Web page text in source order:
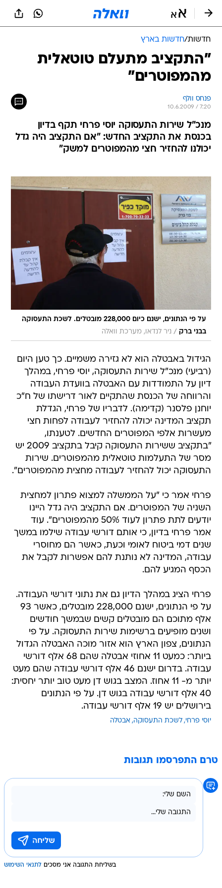
חדשות/חדשות בארץ
"התקציב מתעלם טוטאלית
מהמפוטרים"
פנחס וולף
10.6.2009 / 7:20
מנכ"ל שירות התעסוקה יוסי פרחי תקף בדיון
בכנסת את התקציב החדש: "אם התקציב היה גדל
יכולנו להחזיר חצי מהמפוטרים למשק"
על פי הנתונים, ישנם כיום 228,000 מובטלים. לשכת התעסוקה
בבני ברק / ניר לנדאו, מערכת וואלה
הגידול באבטלה הוא לא גזירה משמיים. כך טען היום
(רביעי) מנכ"ל שירות התעסוקה, יוסי פרחי, במהלך
דיון על התמודדות עם האבטלה בוועדת העבודה
והרווחה של הכנסת שהתקיים לאור דרישתו של ח"כ
יוחנן פלסנר (קדימה). לדבריו של פרחי, הגדלת
תקציב המדינה יכולה להחזיר לעבודה לפחות חצי
מעשרות אלפי המפוטרים החדשים. לטענתו,
"בתקציב ששירות התעסוקה קיבל בתקציב 2009 יש
מסר של התעלמות טוטאלית מהמפוטרים. שירות
התעסוקה יכול להחזיר לעבודה מחצית מהמפוטרים".
פרחי אמר כי "על הממשלה למצוא פתרון למחצית
השניה של המפוטרים. אם התקציב היה גדל היינו
יודעים לתת פתרון לעוד 50% מהמפוטרים". עוד
אמר פרחי בדיון, כי אותם דורשי עבודה שילמו במשך
שנים דמי ביטוח לאומי וכעת, כאשר הם מחוסרי
עבודה, המדינה לא נותנת להם אפשרות לקבל את
הכסף המגיע להם.
פרחי הציג במהלך הדיון גם את נתוני דורשי העבודה.
על פי הנתונים, ישנם 228,000 מובטלים, כאשר 93
אלף מתוכם הם מובטלים קשים שבמשך חודשים
ושנים מופיעים ברשימות שירות התעסוקה. על פי
הנתונים, צפון הארץ הוא אזור מוכה האבטלה הגדול
ביותר: כמעט 11 אחוזי אבטלה שהם 68 אלף דורשי
עבודה. בדרום ישנם 46 אלף דורשי עבודה שהם מעט
יותר מ- 11 אחוז. המצב בגוש דן מעט טוב יותר יחסית:
40 אלף דורשי עבודה בגוש דן. על פי הנתונים
בירושלים יש 19 אלף דורשי עבודה.
יוסי פרחי לשכת התעסוקה אבטלה
טרם התפרסמו תגובות
בשליחת התגובה אני מסכים לתנאי השימוש